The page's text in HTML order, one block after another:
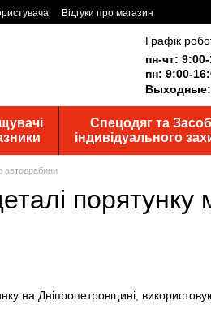
Відгуки про магазин
Графік
пн-чт:
пн: 9:00-
Выходные:
Спецодяг та
індивідуального
автодрабини